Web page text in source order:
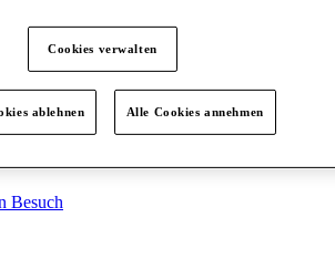
Besuch
Cookies verwalten
ablehnen Alle Cookies annehmen